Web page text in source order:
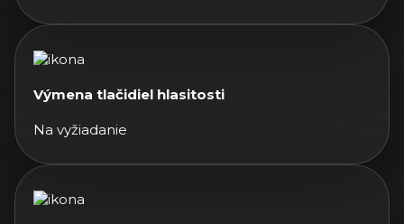
Výmena tlačidiel hlasitosti
Na vyžiadanie